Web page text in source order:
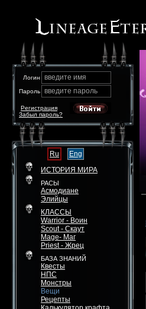
Логин введите имя
Пароль введите пароль
Забыл пароль?
Регистрация
Ru
Eng
ИСТОРИЯ МИРА
РАСЫ
Асмодиане
Элийцы
КЛАССЫ
Warrior - Воин
Scout - Скаут
Mage- Маг
Priest - Жрец
БАЗА ЗНАНИЙ
Квесты
НПС
Монстры
Вещи
Рецепты
Калькулятор крафта